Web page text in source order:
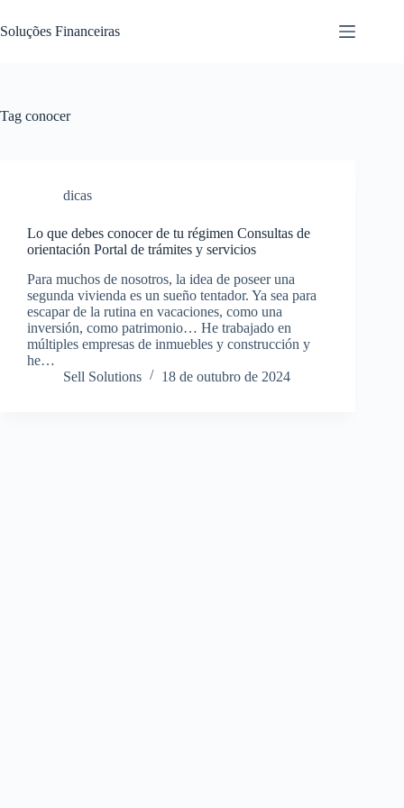
para
o
Soluções Financeiras
Tag conocer
dicas
Lo que debes conocer de tu régimen Consultas de
orientación Portal de trámites y servicios
Para muchos de nosotros, la idea de poseer una
segunda vivienda es un sueño tentador. Ya sea para
escapar de la rutina en vacaciones, como una
inversión, como patrimonio… He trabajado en
múltiples empresas de inmuebles y construcción y
he…
Sell Solutions
18 de outubro de 2024